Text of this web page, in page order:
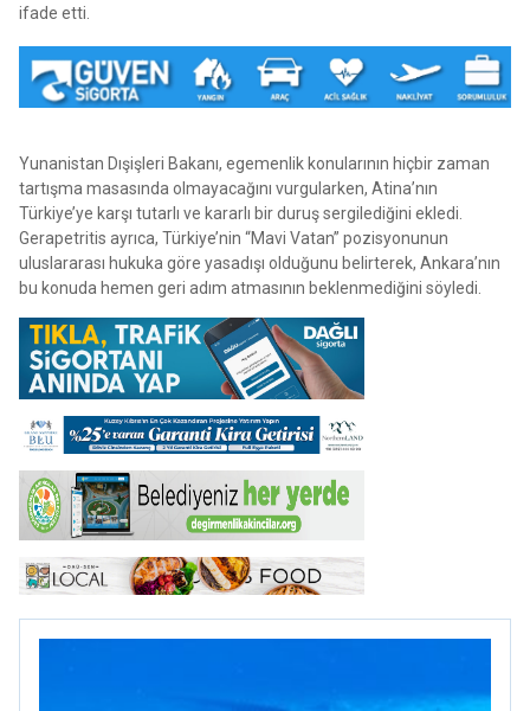
ifade etti.
Yunanistan Dışişleri Bakanı, egemenlik konularının hiçbir zaman
tartışma masasında olmayacağını vurgularken, Atina’nın
Türkiye’ye karşı tutarlı ve kararlı bir duruş sergilediğini ekledi.
Gerapetritis ayrıca, Türkiye’nin “Mavi Vatan” pozisyonunun
uluslararası hukuka göre yasadışı olduğunu belirterek, Ankara’nın
bu konuda hemen geri adım atmasının beklenmediğini söyledi.